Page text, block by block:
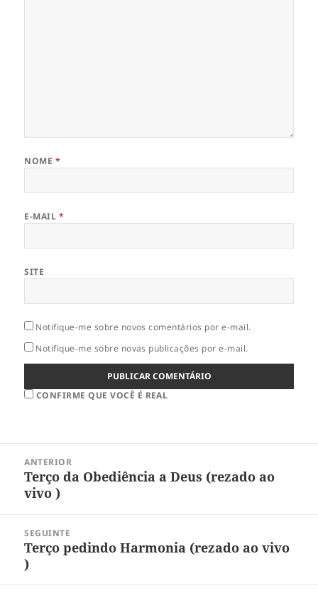
NOME *
E-MAIL *
SITE
Notifique-me sobre novos comentários por e-mail.
Notifique-me sobre novas publicações por e-mail.
CONFIRME QUE VOCÊ É REAL
ANTERIOR
Post
anterior:
Terço da Obediência a Deus (rezado ao
vivo )
SEGUINTE
Próximo
post:
Terço pedindo Harmonia (rezado ao vivo
)